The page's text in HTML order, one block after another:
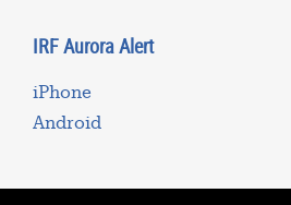
IRF Aurora Alert
iPhone
Android